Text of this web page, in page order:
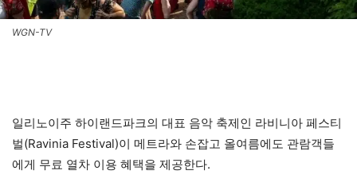
WGN-TV
일리노이주 하이랜드파크의 대표 음악 축제인 라비니아 페스티
벌(Ravinia Festival)이 메트라와 손잡고 올여름에도 관람객들
에게 무료 열차 이용 혜택을 제공한다.